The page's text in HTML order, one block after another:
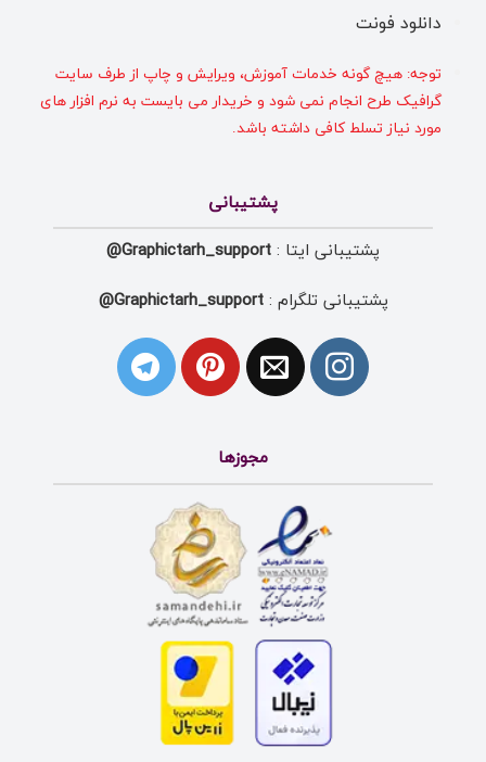
دانلود فونت
توجه: هیچ گونه خدمات آموزش، ویرایش و چاپ از طرف سایت
گرافیک طرح انجام نمی شود و خریدار می بایست به نرم افزار های
مورد نیاز تسلط کافی داشته باشد.
پشتیبانی
پشتیبانی ایتا : Graphictarh_support@
پشتیبانی تلگرام :Graphictarh_support@
مجوزها